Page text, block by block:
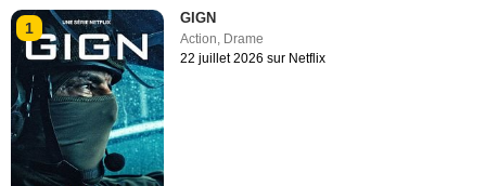
1
GIGN
Action, Drame
22 juillet 2026 sur Netflix